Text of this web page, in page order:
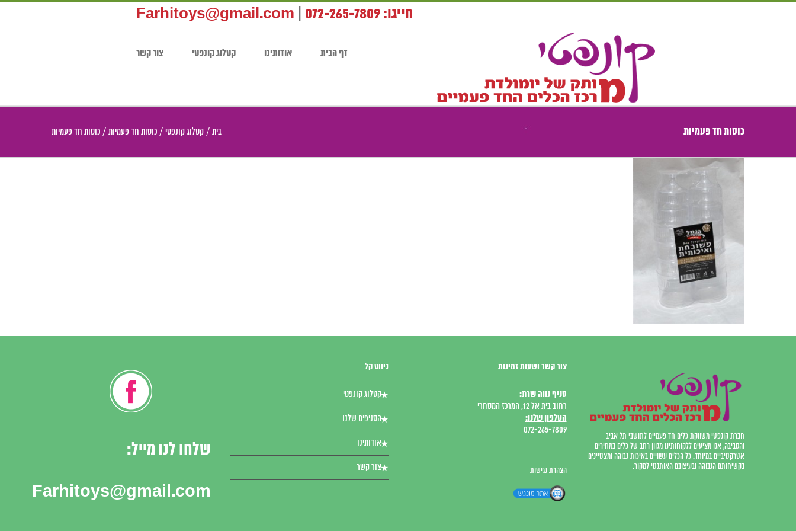
דלג
חייגו: 072-265-7809 Farhitoys@gmail.com
דף הבית אודותינו קטלוג קונפטי צור קשר
כוסות חד פעמיות בית / קטלוג קונפטי / כוסות חד פעמיות / כוסות חד פעמיות
חברת קונפטי משווקת כלים חד פעמיים לתושבי תל אביב
והסביבה, אנו מציעים ללקוחותינו מגוון רחב של כלים במחירים
אטרקטיביים במיוחד. כל הכלים עשויים באיכות גבוהה ומצטיינים
בקשיחותם הגבוהה ובעיצובם האותנטי למקור.
צור קשר ושעות זמינות
סניף נווה שרת:
רחוב בית אל 12, המרכז המסחרי
הטלפון שלנו:
072-265-7809
הצהרת נגישות
ניווט קל
קטלוג קונפטי
הסניפים שלנו
אודותינו
צור קשר
שלחו לנו מייל:
Farhitoys@gmail.com